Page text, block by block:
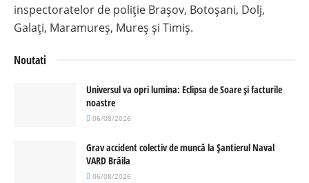
inspectoratelor de poliție Brașov, Botoșani, Dolj,
Galați, Maramureș, Mureș și Timiș.
Noutati
Universul va opri lumina: Eclipsa de Soare și facturile
noastre
06/08/2026
Grav accident colectiv de muncă la Șantierul Naval
VARD Brăila
06/08/2026